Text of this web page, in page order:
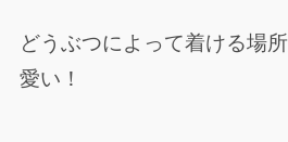
どうぶつによって着ける場
愛い！